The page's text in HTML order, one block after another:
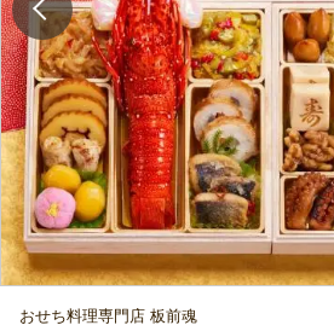
おせち料理専門店 板前魂